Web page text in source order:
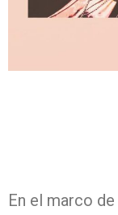
En el marco